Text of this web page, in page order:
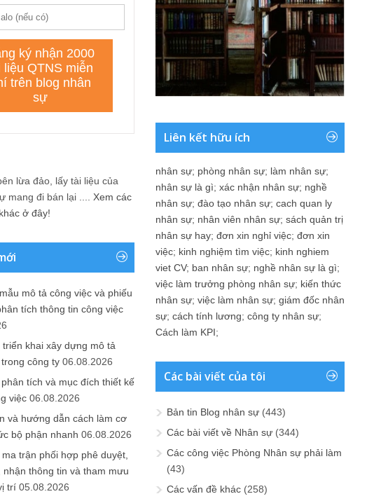
lừa đảo, lấy tài liệu của
mang đi bán lại .... Xem các
ở đây!
mô tả công việc và phiếu
tích thông tin công việc
khai xây dựng mô tả
công ty 06.08.2026
tích và mục đích thiết kế
việc 06.08.2026
và hướng dẫn cách làm cơ
bộ phận nhanh 06.08.2026
trận phối hợp phê duyệt,
nhận thông tin và tham mưu
trí 05.08.2026
Liên kết hữu ích
nhân sự; phòng nhân sự; làm nhân sự;
nhân sự là gì; xác nhận nhân sự; nghề
nhân sự; đào tạo nhân sự; cach quan ly
nhân sự; nhân viên nhân sự; sách quản trị
nhân sự hay; đơn xin nghỉ việc; đơn xin
việc; kinh nghiệm tìm việc; kinh nghiem
viet CV; ban nhân sự; nghề nhân sự là gì;
việc làm trưởng phòng nhân sự; kiến thức
nhân sự; việc làm nhân sự; giám đốc nhân
sự; cách tính lương; công ty nhân sự;
Cách làm KPI;
Các bài viết của tôi
Bản tin Blog nhân sự (443)
Các bài viết về Nhân sự (344)
Các công việc Phòng Nhân sự phải làm
(43)
Các vấn đề khác (258)